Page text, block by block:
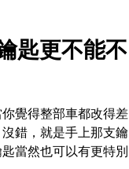
覺得整部車都改得差
錯，就是手上那支鑰
當然也可以有更特別